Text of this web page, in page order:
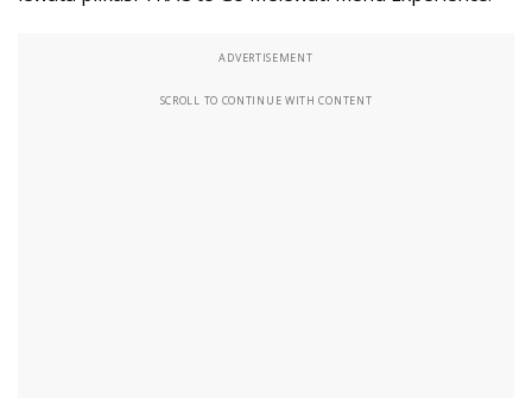
ADVERTISEMENT
SCROLL TO CONTINUE WITH CONTENT